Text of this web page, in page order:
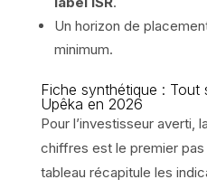
Un horizon de
minimum.
Fiche synthétique : Tout
Upêka en 2026
Pour l’investisseur averti,
chiffres est le premier pas
tableau récapitule les